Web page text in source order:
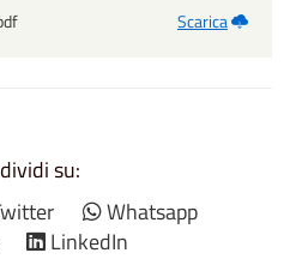
Scarica
su:
Whatsapp
LinkedIn